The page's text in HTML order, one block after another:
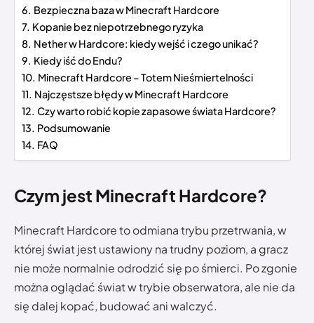
Bezpieczna baza w Minecraft Hardcore
Kopanie bez niepotrzebnego ryzyka
Nether w Hardcore: kiedy wejść i czego unikać?
Kiedy iść do Endu?
Minecraft Hardcore – Totem Nieśmiertelności
Najczęstsze błędy w Minecraft Hardcore
Czy warto robić kopie zapasowe świata Hardcore?
Podsumowanie
FAQ
Czym jest Minecraft Hardcore?
Minecraft Hardcore to odmiana trybu przetrwania, w
której świat jest ustawiony na trudny poziom, a gracz
nie może normalnie odrodzić się po śmierci. Po zgonie
można oglądać świat w trybie obserwatora, ale nie da
się dalej kopać, budować ani walczyć.